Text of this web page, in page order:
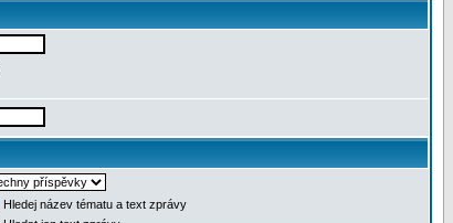
Hledej název tématu a text zprávy